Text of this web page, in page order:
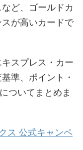
ど、ゴールドカ
が高いカードで
スプレス・カー
準、ポイント・
ついてまとめま
ス 公式キャンペ